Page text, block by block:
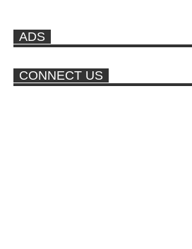
ποτέ ξανά!
ADS
CONNECT US